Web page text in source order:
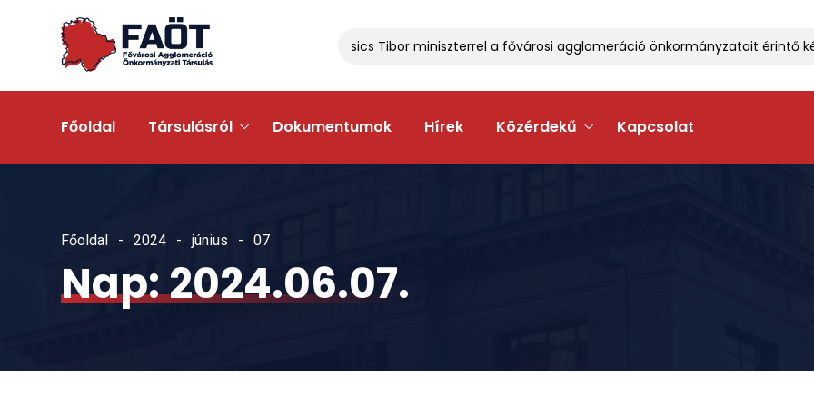
Gyálon egyeztettek Dr. Navracsics Tibor miniszterrel a fővárosi agglomeráció önkormányzatait érintő
Főoldal Társulásról Dokumentumok Hírek Közérdekű Kapcsolat
Főoldal 2024 június 07
Nap:2024.06.07.